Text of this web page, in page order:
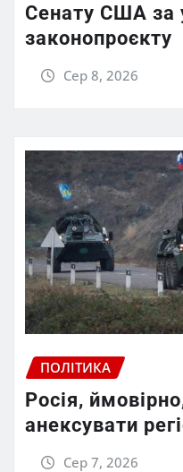
Сенату США за
законопроєкту
Сер 8, 2026
ПОЛІТИКА
Росія,
анексувати
Сер 7, 2026